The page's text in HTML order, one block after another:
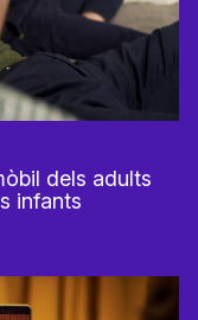
dels adults
infants